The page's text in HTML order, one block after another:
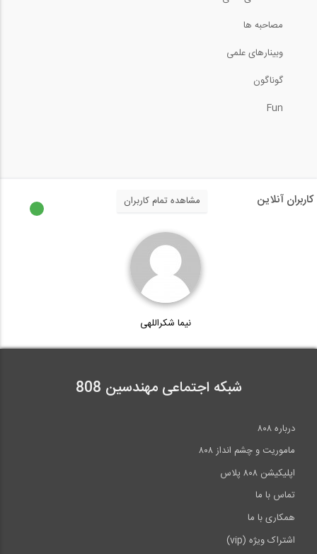
مصاحبه ها
وبینارهای علمی
گوناگون
Fun
کاربران آنلاین مشاهده تمام کاربران
نیما شکراللهی
شبکه اجتماعی مهندسین 808
درباره ۸۰۸
ماموریت و چشم انداز ۸۰۸
اپلیکیشن ۸۰۸ پلاس
تماس با ما
همکاری با ما
اشتراک ویژه (vip)